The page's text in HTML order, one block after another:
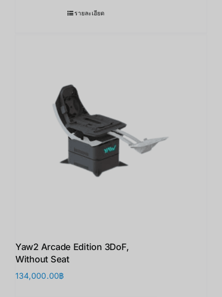
รายละเอียด
Yaw2 Arcade Edition 3DoF,
Without Seat
134,000.00฿